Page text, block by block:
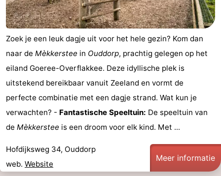
Forum
Route
Parkeren
Reisboekenwinkel
Medische
adressen
Regio
Zuid-
Zoek je een leuk dagje uit voor het hele gezin? Kom dan
naar de Mèkkerstee in Ouddorp, prachtig gelegen op het
eiland Goeree-Overflakkee. Deze idyllische plek is
uitstekend bereikbaar vanuit Zeeland en vormt de
perfecte combinatie met een dagje strand. Wat kun je
verwachten? - Fantastische Speeltuin: De speeltuin van
de Mèkkerstee is een droom voor elk kind. Met ...
Hofdijksweg 34, Ouddorp
web. Website
Meer informatie